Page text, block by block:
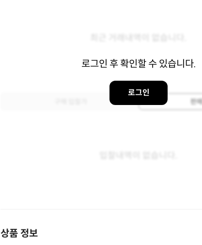
로그인 후 확인할 수 있습니다.
로그인
판
상품 정보